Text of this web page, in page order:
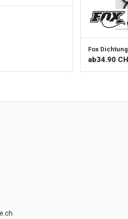
Fox
ab34.90